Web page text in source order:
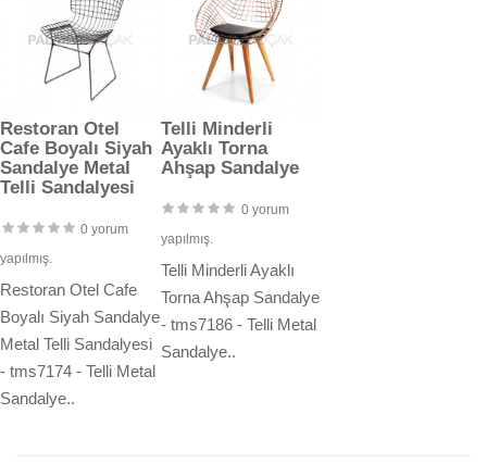
Restoran Otel
Cafe Boyalı Siyah
Sandalye Metal
Telli Sandalyesi
0 yorum
yapılmış.
Restoran Otel Cafe
Boyalı Siyah Sandalye
Metal Telli Sandalyesi
- tms7174 - Telli Metal
Sandalye..
Telli Minderli
Ayaklı Torna
Ahşap Sandalye
0 yorum
yapılmış.
Telli Minderli Ayaklı
Torna Ahşap Sandalye
- tms7186 - Telli Metal
Sandalye..